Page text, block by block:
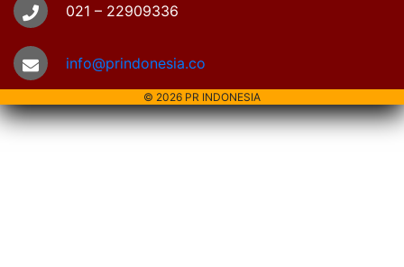
021 – 22909336
info@prindonesia.co
© 2026 PR INDONESIA